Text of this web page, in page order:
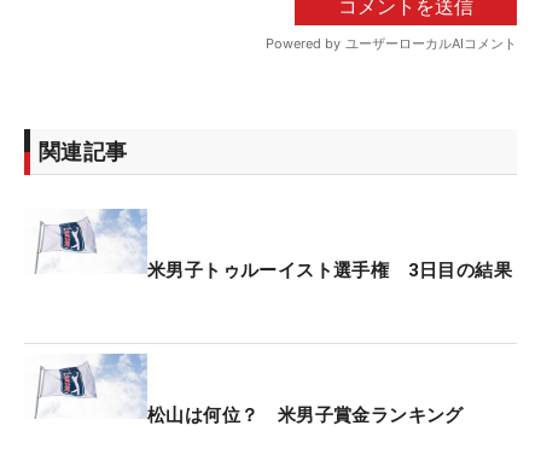
関連記事
米男子トゥルーイスト選手権 3日目の結果
松山は何位？ 米男子賞金ランキング